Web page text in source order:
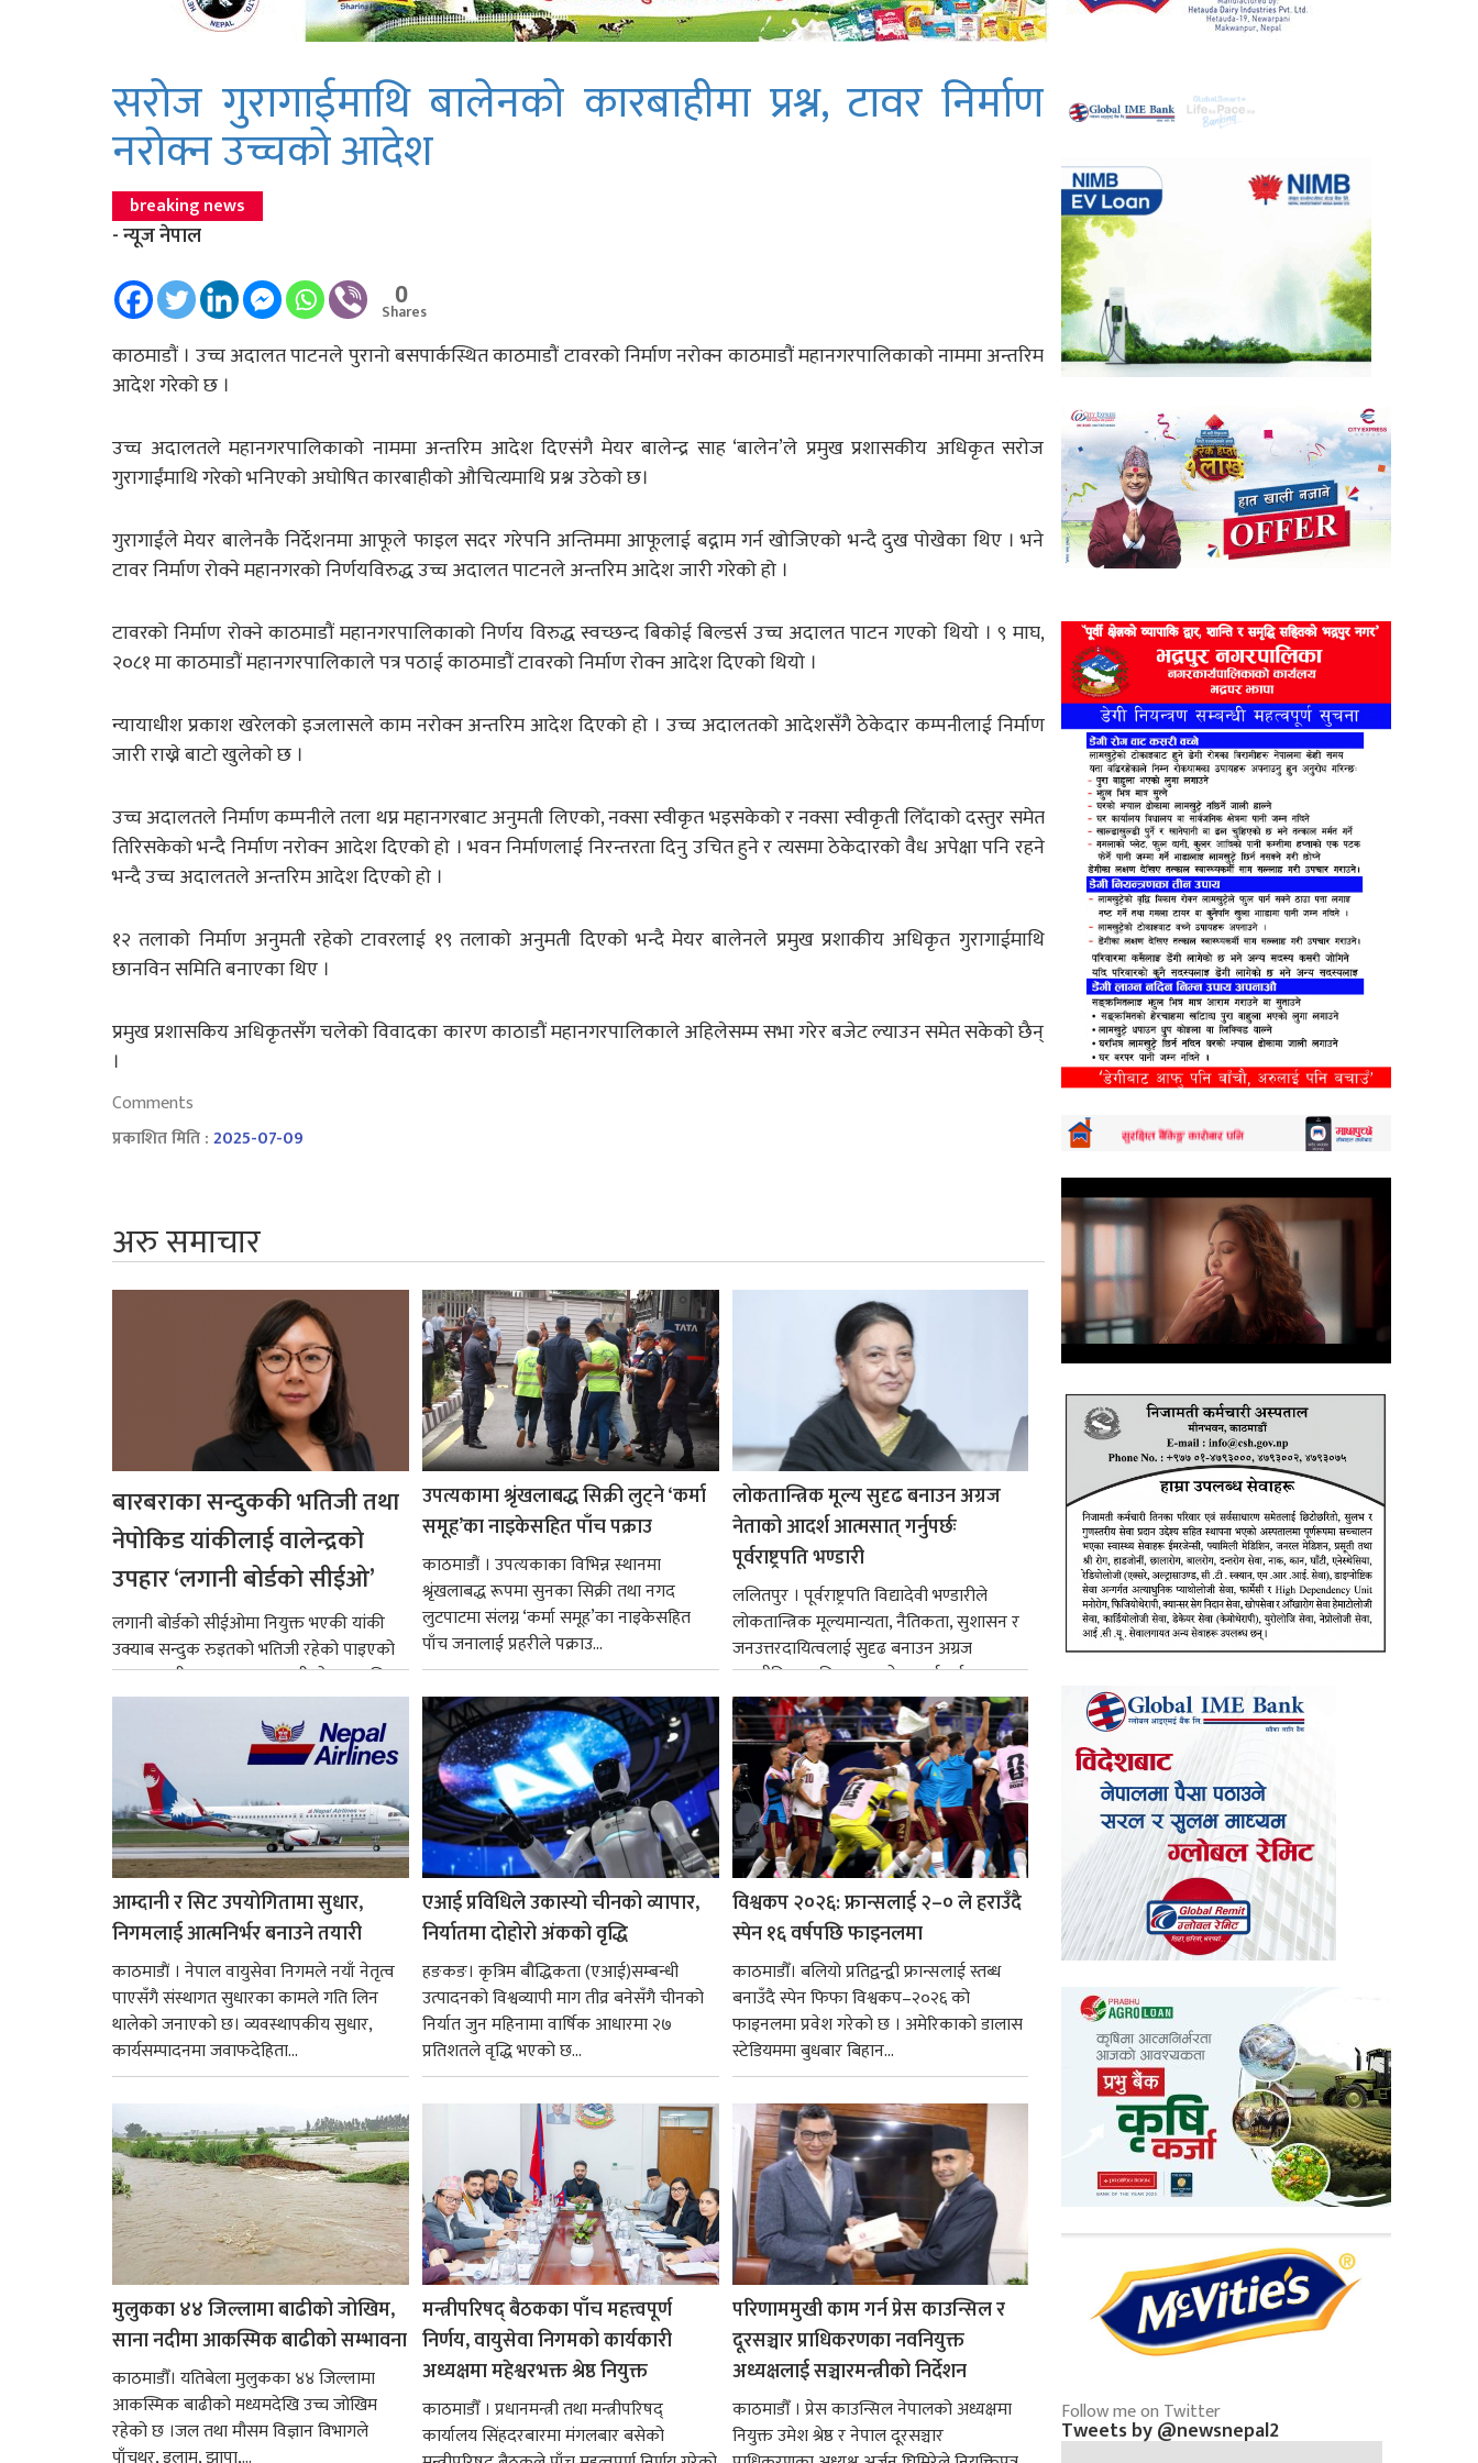
सरोज गुरागाईमाथि बालेनको कारबाहीमा प्रश्न, टावर निर्माण
नरोक्न उच्चको आदेश
breaking news
- न्यूज नेपाल
0
Shares
काठमाडाैं । उच्च अदालत पाटनले पुरानो बसपार्कस्थित काठमाडौं टावरको निर्माण नरोक्न काठमाडौं महानगरपालिकाको नाममा अन्तरिम
आदेश गरेको छ ।
उच्च अदालतले महानगरपालिकाको नाममा अन्तरिम आदेश दिएसंगै मेयर बालेन्द्र साह ‘बालेन’ले प्रमुख प्रशासकीय अधिकृत सरोज
गुरागाईंमाथि गरेको भनिएको अघोषित कारबाहीको औचित्यमाथि प्रश्न उठेको छ।
गुरागाईंले मेयर बालेनकै निर्देशनमा आफूले फाइल सदर गरेपनि अन्तिममा आफूलाई बद्नाम गर्न खोजिएको भन्दै दुख पोखेका थिए । भने
टावर निर्माण रोक्ने महानगरको निर्णयविरुद्ध उच्च अदालत पाटनले अन्तरिम आदेश जारी गरेको हो ।
टावरको निर्माण रोक्ने काठमाडौं महानगरपालिकाको निर्णय विरुद्ध स्वच्छन्द बिकोई बिल्डर्स उच्च अदालत पाटन गएको थियो । ९ माघ,
२०८१ मा काठमाडौं महानगरपालिकाले पत्र पठाई काठमाडौं टावरको निर्माण रोक्न आदेश दिएको थियो ।
न्यायाधीश प्रकाश खरेलको इजलासले काम नरोक्न अन्तरिम आदेश दिएको हो । उच्च अदालतको आदेशसँगै ठेकेदार कम्पनीलाई निर्माण
जारी राख्ने बाटो खुलेको छ ।
उच्च अदालतले निर्माण कम्पनीले तला थप्न महानगरबाट अनुमती लिएको, नक्सा स्वीकृत भइसकेको र नक्सा स्वीकृती लिँदाको दस्तुर समेत
तिरिसकेको भन्दै निर्माण नरोक्न आदेश दिएको हो । भवन निर्माणलाई निरन्तरता दिनु उचित हुने र त्यसमा ठेकेदारको वैध अपेक्षा पनि रहने
भन्दै उच्च अदालतले अन्तरिम आदेश दिएको हो ।
१२ तलाको निर्माण अनुमती रहेको टावरलाई १९ तलाको अनुमती दिएको भन्दै मेयर बालेनले प्रमुख प्रशाकीय अधिकृत गुरागाईमाथि
छानविन समिति बनाएका थिए ।
प्रमुख प्रशासकिय अधिकृतसँग चलेको विवादका कारण काठाडौं महानगरपालिकाले अहिलेसम्म सभा गरेर बजेट ल्याउन समेत सकेको छैन्
।
Comments
प्रकाशित मिति :2025-07-09
अरु समाचार
बारबराका सन्दुककी भतिजी तथा
नेपोकिड यांकीलाई वालेन्द्रको
उपहार ‘लगानी बोर्डको सीईओ’
लगानी बोर्डको सीईओमा नियुक्त भएकी यांकी
उक्याब सन्दुक रुइतको भतिजी रहेको पाइएको
छ। तत्कालीन समयमा महाकालीको अञ्चलाधिश
नै बनेका जोन...
उपत्यकामा श्रृंखलाबद्ध सिक्री लुट्ने ‘कर्मा
समूह’का नाइकेसहित पाँच पक्राउ
काठमाडौं । उपत्यकाका विभिन्न स्थानमा
श्रृंखलाबद्ध रूपमा सुनका सिक्री तथा नगद
लुटपाटमा संलग्न ‘कर्मा समूह’का नाइकेसहित
पाँच जनालाई प्रहरीले पक्राउ...
लोकतान्त्रिक मूल्य सुदृढ बनाउन अग्रज
नेताको आदर्श आत्मसात् गर्नुपर्छः
पूर्वराष्ट्रपति भण्डारी
ललितपुर । पूर्वराष्ट्रपति विद्यादेवी भण्डारीले
लोकतान्त्रिक मूल्यमान्यता, नैतिकता, सुशासन र
जनउत्तरदायित्वलाई सुदृढ बनाउन अग्रज
राजनीतिक व्यक्तित्वहरूको आदर्शलाई आत्मसात्
गर्न आवश्यक...
आम्दानी र सिट उपयोगितामा सुधार,
निगमलाई आत्मनिर्भर बनाउने तयारी
काठमाडाैं । नेपाल वायुसेवा निगमले नयाँ नेतृत्व
पाएसँगै संस्थागत सुधारका कामले गति लिन
थालेको जनाएको छ। व्यवस्थापकीय सुधार,
कार्यसम्पादनमा जवाफदेहिता...
एआई प्रविधिले उकास्यो चीनको व्यापार,
निर्यातमा दोहोरो अंकको वृद्धि
हङकङ। कृत्रिम बौद्धिकता (एआई)सम्बन्धी
उत्पादनको विश्वव्यापी माग तीव्र बनेसँगै चीनको
निर्यात जुन महिनामा वार्षिक आधारमा २७
प्रतिशतले वृद्धि भएको छ...
विश्वकप २०२६: फ्रान्सलाई २–० ले हराउँदै
स्पेन १६ वर्षपछि फाइनलमा
काठमाडौँ। बलियो प्रतिद्वन्द्वी फ्रान्सलाई स्तब्ध
बनाउँदै स्पेन फिफा विश्वकप–२०२६ को
फाइनलमा प्रवेश गरेको छ । अमेरिकाको डालास
स्टेडियममा बुधबार बिहान...
मुलुकका ४४ जिल्लामा बाढीको जोखिम,
साना नदीमा आकस्मिक बाढीको सम्भावना
काठमाडौँ। यतिबेला मुलुकका ४४ जिल्लामा
आकस्मिक बाढीको मध्यमदेखि उच्च जोखिम
रहेको छ ।जल तथा मौसम विज्ञान विभागले
मन्त्रीपरिषद् बैठकका पाँच महत्त्वपूर्ण
निर्णय, वायुसेवा निगमको कार्यकारी
अध्यक्षमा महेश्वरभक्त श्रेष्ठ नियुक्त
काठमाडौँ । प्रधानमन्त्री तथा मन्त्रीपरिषद्
कार्यालय सिंहदरबारमा मंगलबार बसेको
परिणाममुखी काम गर्न प्रेस काउन्सिल र
दूरसञ्चार प्राधिकरणका नवनियुक्त
अध्यक्षलाई सञ्चारमन्त्रीको निर्देशन
काठमाडौँ । प्रेस काउन्सिल नेपालको अध्यक्षमा
नियुक्त उमेश श्रेष्ठ र नेपाल दूरसञ्चार
Follow me on Twitter
Tweets by @newsnepal2